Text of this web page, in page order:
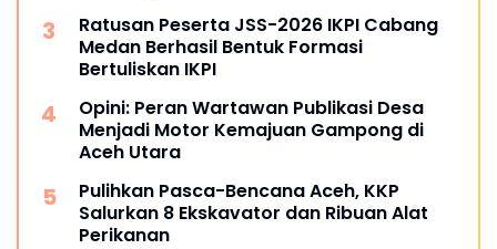
Ratusan Peserta JSS-2026 IKPI Cabang
Medan Berhasil Bentuk Formasi
Bertuliskan IKPI
Opini: Peran Wartawan Publikasi Desa
Menjadi Motor Kemajuan Gampong di
Aceh Utara
Pulihkan Pasca-Bencana Aceh, KKP
Salurkan 8 Ekskavator dan Ribuan Alat
Perikanan